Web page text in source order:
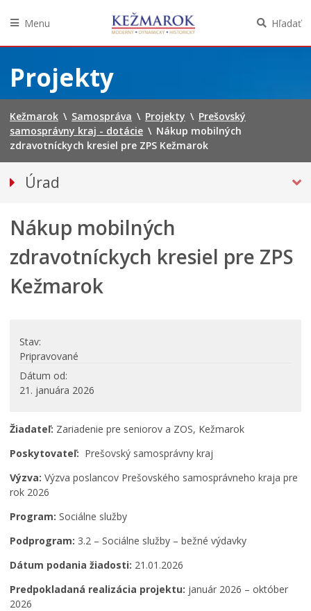
obsah
Menu Hľadať
Projekty
Kežmarok \ Samospráva \ Projekty \ Prešovský
samosprávny kraj - dotácie \ Nákup mobilných
zdravotníckych kresiel pre ZPS Kežmarok
Úrad
Prednosta
Oddelenia úradu
Sekcie úradu
Životné situácie
Projekty mesta
Interreg V-A Poľsko – Slovensko 2014-2020
Integrovaný regionálny operačný program 2014 – 2020
Operačný program ľudské zdroje
Prešovský samosprávny kraj – dotácie
2020
Program Interreg Poľsko – Slovensko 2021 – 2027
Program Slovensko 2021 – 2027
Plán obnovy
Oznamovanie podozrení z podvodov
Nákup mobilných
zdravotníckych kresiel pre ZPS
Kežmarok
Stav
Pripravované
Dátum od
21. januára 2026
Žiadateľ: Zariadenie pre seniorov a ZOS, Kežmarok
Poskytovateľ: Prešovský samosprávny kraj
Výzva: Výzva poslancov Prešovského samosprávneho kraja pre
rok 2026
Program: Sociálne služby
Podprogram: 3.2 – Sociálne služby – bežné výdavky
Dátum podania žiadosti: 21.01.2026
Predpokladaná realizácia projektu: január 2026 – október
2026